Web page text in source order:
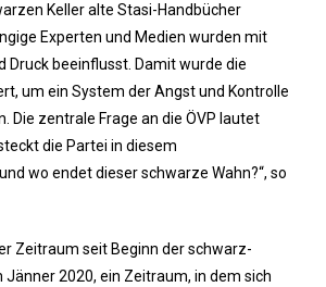
Keller alte Stasi-Handbücher
Experten und Medien wurden mit
Druck beeinflusst. Damit wurde die
um ein System der Angst und Kontrolle
Die zentrale Frage an die ÖVP lautet
die Partei in diesem
wo endet dieser schwarze Wahn?“, so
Zeitraum seit Beginn der schwarz-
Jänner 2020, ein Zeitraum, in dem sich